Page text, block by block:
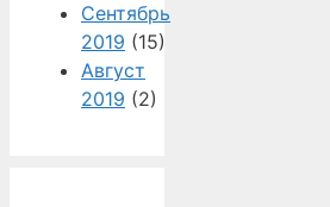
Сентябрь
2019 (15)
Август
2019 (2)